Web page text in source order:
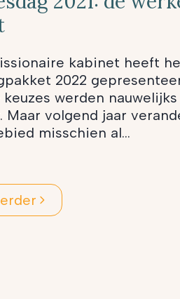
kabinet heeft
2022
werden nauwelijks
Maar volgend jaar
misschien al...